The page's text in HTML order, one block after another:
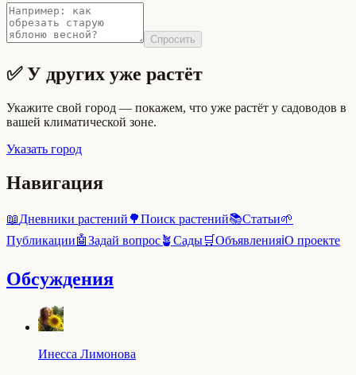
Спросить
✅ У других уже растёт
Укажите свой город — покажем, что уже растёт у садоводов в
вашей климатической зоне.
Указать город
Навигация
📖Дневники растений 🌳Поиск растений📚Статьи🌱
Публикации🤖Задай вопрос🪴Сады🛒Объявленияℹ️О проекте
Обсуждения
Инесса Лимонова